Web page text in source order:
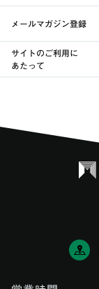
メールマガジン登録
サイトのご利用に
あたって